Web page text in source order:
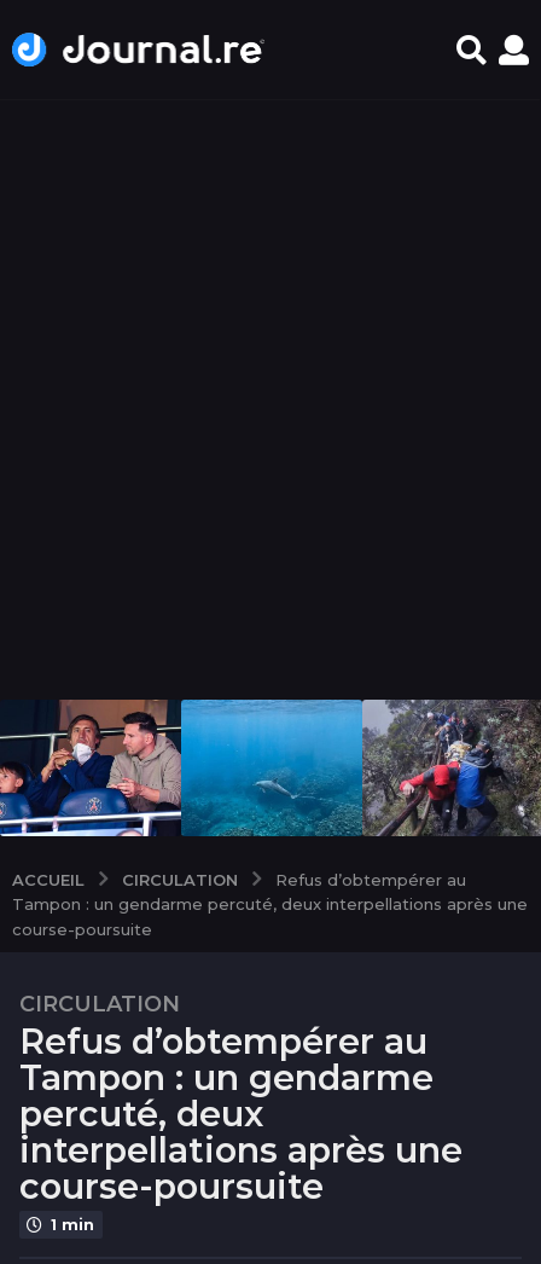
ACCUEIL CIRCULATION
Refus d’obtempérer au
Tampon : un gendarme percuté, deux interpellations après une
course-poursuite
2
m
o
s
2
m
CIRCULATION
Refus d’obtempérer au
Tampon : un gendarme
percuté, deux
interpellations après une
course-poursuite
1 min